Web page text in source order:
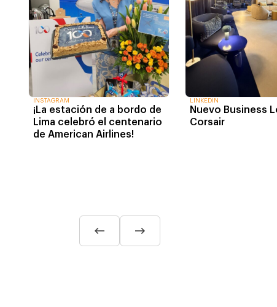
INSTAGRAM
¡La estación de a bordo de
Lima celebró el centenario
de American Airlines!
LINKEDIN
Nuevo Business
Corsair